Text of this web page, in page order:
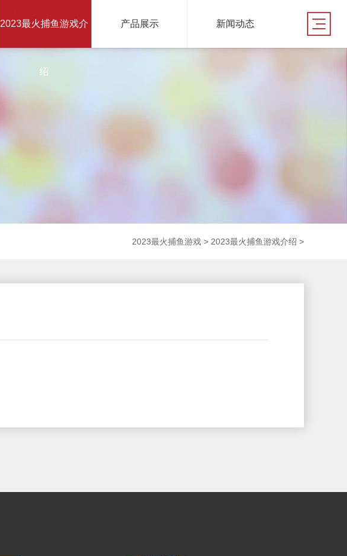
2023最火捕鱼游戏介
绍
产品展示 新闻动态
2023最火捕鱼游戏 > 2023最火捕鱼游戏介绍 >